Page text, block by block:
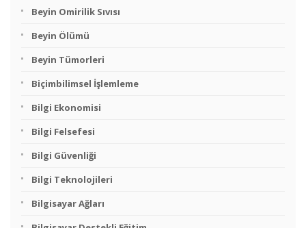
Beyin Omirilik Sıvısı
Beyin Ölümü
Beyin Tümorleri
Biçimbilimsel İşlemleme
Bilgi Ekonomisi
Bilgi Felsefesi
Bilgi Güvenliği
Bilgi Teknolojileri
Bilgisayar Ağları